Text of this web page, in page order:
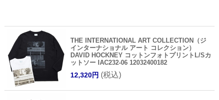
THE INTERNATIONAL ART COLLECTION（ジ
インターナショナル アート コレクション）
DAVID HOCKNEY コットンフォトプリントL/Sカ
ットソー IAC232-06 12032400182
12,320円 (税込)